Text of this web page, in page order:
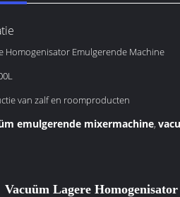
Homogenisator Emulgerende Machine
van zalf en roomproducten
emulgerende mixermachine,
Vacuüm Lagere